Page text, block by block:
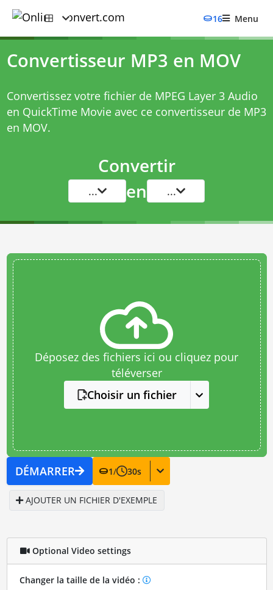
16 Menu
Convertisseur MP3 en MOV
Convertissez votre fichier de MPEG Layer 3 Audio
en QuickTime Movie avec ce convertisseur de MP3
en MOV.
Convertir
... en ...
Déposez des fichiers ici ou cliquez pour
téléverser
Choisir un fichier
DÉMARRER 1/ 30s
AJOUTER UN FICHIER D'EXEMPLE
Optional Video settings
Changer la taille de la vidéo :